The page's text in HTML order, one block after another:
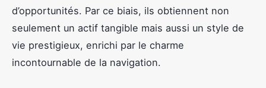
d’opportunités. Par ce biais, ils obtiennent non
seulement un actif tangible mais aussi un style de
vie prestigieux, enrichi par le charme
incontournable de la navigation.